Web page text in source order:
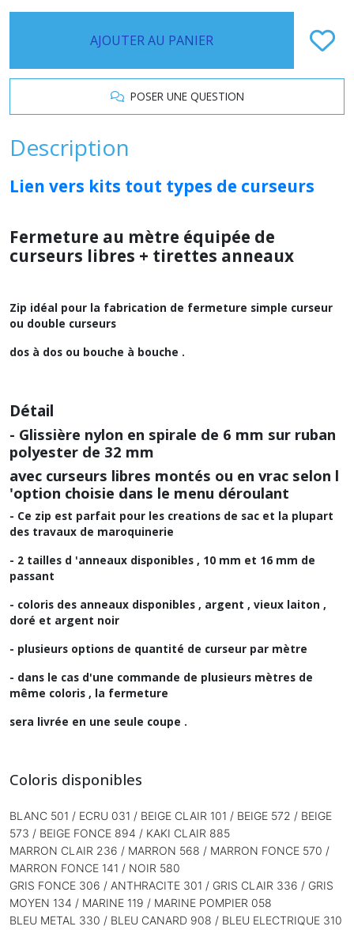
AJOUTER AU PANIER
POSER UNE QUESTION
Description
Lien vers kits tout types de curseurs
Fermeture au mètre équipée de
curseurs libres + tirettes anneaux
Zip idéal pour la fabrication de fermeture simple curseur
ou double curseurs
dos à dos ou bouche à bouche .
Détail
- Glissière nylon en spirale de 6 mm sur ruban
polyester de 32 mm
avec curseurs libres montés ou en vrac selon l
'option choisie dans le menu déroulant
- Ce zip est parfait pour les creations de sac et la plupart
des travaux de maroquinerie
- 2 tailles d 'anneaux disponibles , 10 mm et 16 mm de
passant
- coloris des anneaux disponibles , argent , vieux laiton ,
doré et argent noir
- plusieurs options de quantité de curseur par mètre
- dans le cas d'une commande de plusieurs mètres de
même coloris , la fermeture
sera livrée en une seule coupe .
Coloris disponibles
BLANC 501 / ECRU 031 / BEIGE CLAIR 101 / BEIGE 572 / BEIGE
573 / BEIGE FONCE 894 / KAKI CLAIR 885
MARRON CLAIR 236 / MARRON 568 / MARRON FONCE 570 /
MARRON FONCE 141 / NOIR 580
GRIS FONCE 306 / ANTHRACITE 301 / GRIS CLAIR 336 / GRIS
MOYEN 134 / MARINE 119 / MARINE POMPIER 058
BLEU METAL 330 / BLEU CANARD 908 / BLEU ELECTRIQUE 310